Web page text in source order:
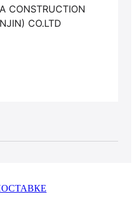
CONSTRUCTION
CO.LTD